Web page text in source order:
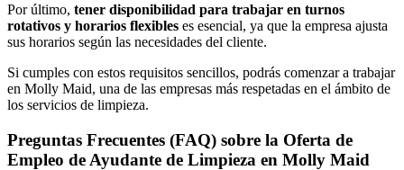
Por último, tener disponibilidad para trabajar en turnos
rotativos y horarios flexibles es esencial, ya que la empresa ajusta
sus horarios según las necesidades del cliente.
Si cumples con estos requisitos sencillos, podrás comenzar a trabajar
en Molly Maid, una de las empresas más respetadas en el ámbito de
los servicios de limpieza.
Preguntas Frecuentes (FAQ) sobre la Oferta de
Empleo de Ayudante de Limpieza en Molly Maid